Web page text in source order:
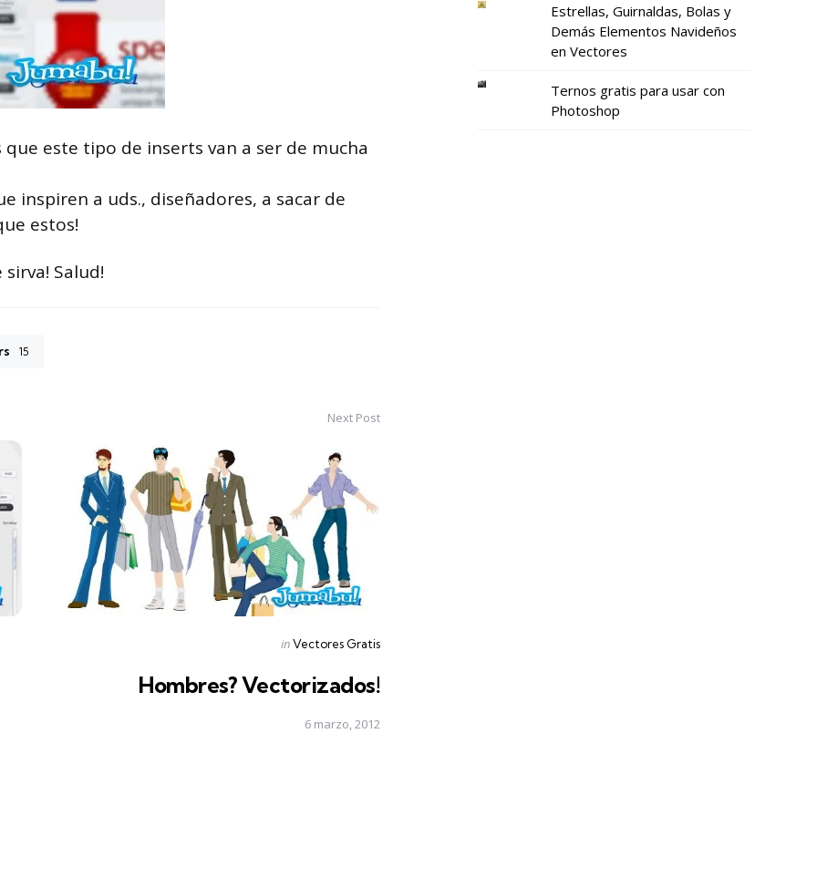
este tipo de inserts van a ser de mucha
inspiren a uds., diseñadores, a sacar de
estos!
Salud!
15
Next Post
Posted
inVectores Gratis
Hombres? Vectorizados!
6 marzo, 2012
Estrellas, Guirnaldas, Bolas y
Demás Elementos Navideños
en Vectores
Ternos gratis para usar con
Photoshop